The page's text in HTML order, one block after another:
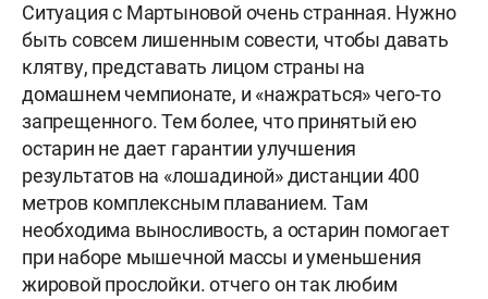
Ситуация с Мартыновой очень странная. Нужно
быть совсем лишенным совести, чтобы давать
клятву, представать лицом страны на
домашнем чемпионате, и «нажраться» чего-то
запрещенного. Тем более, что принятый ею
остарин не дает гарантии улучшения
результатов на «лошадиной» дистанции 400
метров комплексным плаванием. Там
необходима выносливость, а остарин помогает
при наборе мышечной массы и уменьшения
жировой прослойки. отчего он так любим